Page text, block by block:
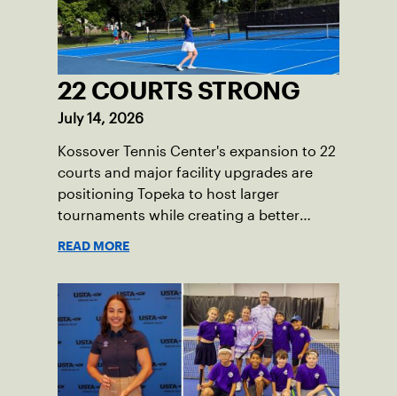
22 COURTS STRONG
July 14, 2026
Kossover Tennis Center's expansion to 22
courts and major facility upgrades are
positioning Topeka to host larger
tournaments while creating a better
READ MORE